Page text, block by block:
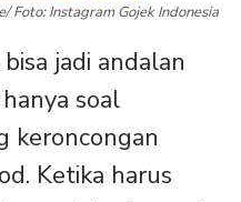
Foto: Instagram Gojek Indonesia
jadi andalan
soal
keroncongan
Ketika harus